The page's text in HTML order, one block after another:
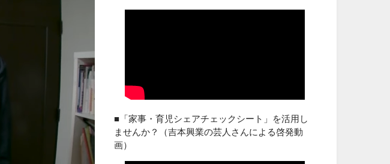
■「家事・育児シェアチェックシート」を活用し
ませんか？（吉本興業の芸人さんによる啓発動
画）